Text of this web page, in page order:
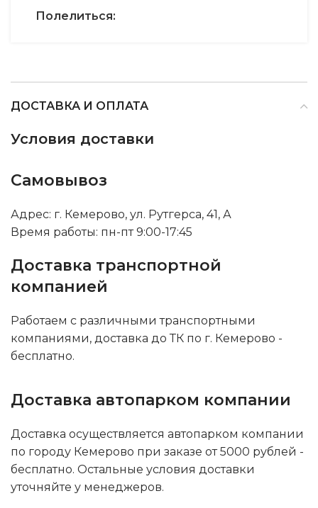
Полелиться:
ДОСТАВКА И ОПЛАТА
Условия доставки
Самовывоз
Адрес: г. Кемерово, ул. Рутгерса, 41, А
Время работы: пн-пт 9:00-17:45
Доставка транспортной
компанией
Работаем с различными транспортными
компаниями, доставка до ТК по г. Кемерово -
бесплатно.
Доставка автопарком компании
Доставка осуществляется автопарком компании
по городу Кемерово при заказе от 5000 рублей -
бесплатно. Остальные условия доставки
уточняйте у менеджеров.